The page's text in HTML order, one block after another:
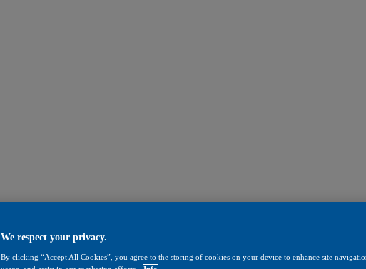
We respect your privacy.
By clicking “Accept All Cookies”, you agree to the storing of cookies on your device to enhance site